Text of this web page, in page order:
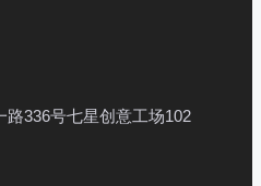
336号七星创意工场102